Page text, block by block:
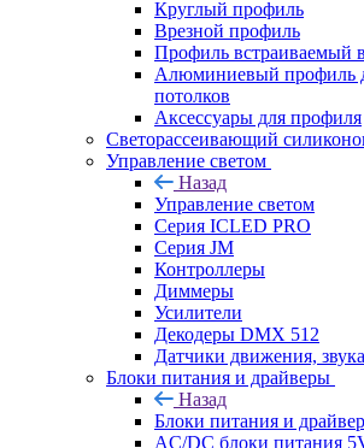
Круглый профиль
Врезной профиль
Профиль встраиваемый
Алюминиевый профиль
потолков
Аксессуары для профиля
Светорассеивающий
Управление светом
Назад
Управление светом
Серия ICLED PRO
Серия JM
Контроллеры
Диммеры
Усилители
Декодеры DMX 512
Датчики движения,
Блоки питания и драйверы
Назад
Блоки питания и
AC/DC блоки питания